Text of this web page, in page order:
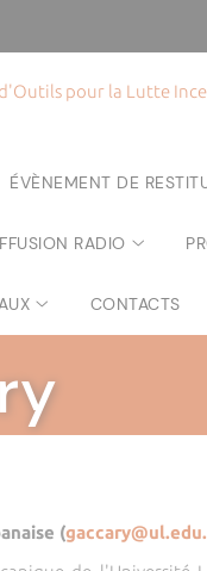
pour la Lutte
ÉVÈNEMENT DE
RADIO
CONTACTS
(